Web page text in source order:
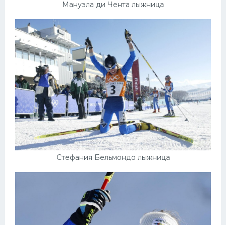
Мануэла ди Чента лыжница
Стефания Бельмондо лыжница